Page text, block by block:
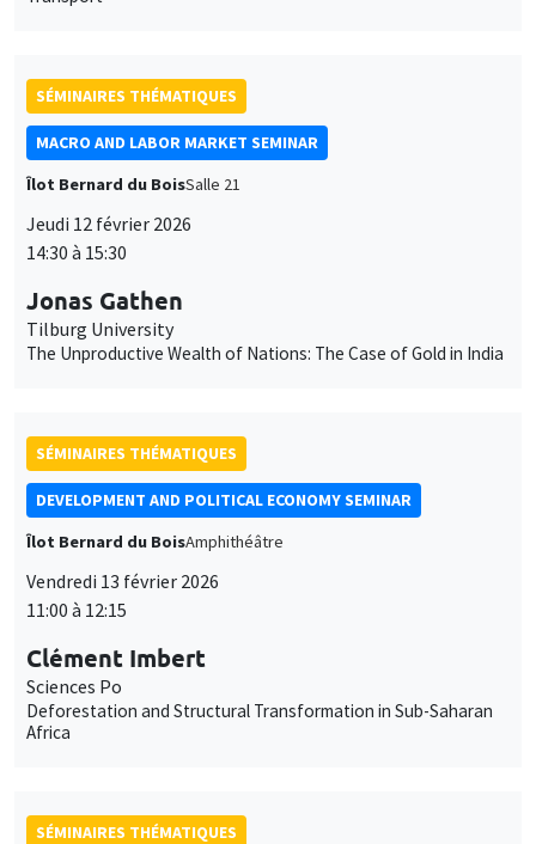
SÉMINAIRES THÉMATIQUES
MACRO AND LABOR MARKET SEMINAR
Îlot Bernard du BoisSalle 21
Jeudi 12 février 2026
14:30 à 15:30
Jonas Gathen
Tilburg University
The Unproductive Wealth of Nations: The Case of Gold in India
SÉMINAIRES THÉMATIQUES
DEVELOPMENT AND POLITICAL ECONOMY SEMINAR
Îlot Bernard du BoisAmphithéâtre
Vendredi 13 février 2026
11:00 à 12:15
Clément Imbert
Sciences Po
Deforestation and Structural Transformation in Sub-Saharan
Africa
SÉMINAIRES THÉMATIQUES